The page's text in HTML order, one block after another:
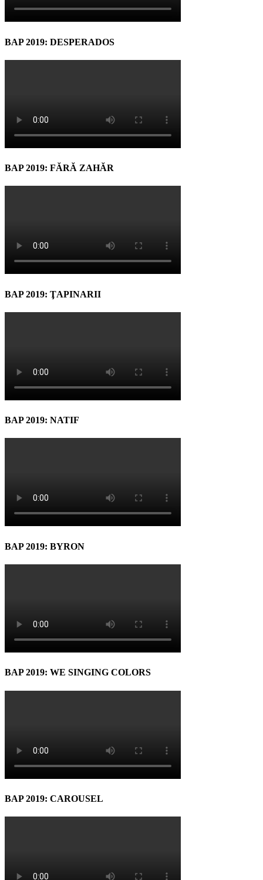
BAP 2019: DESPERADOS
BAP 2019: FĂRĂ ZAHĂR
BAP 2019: ŢAPINARII
BAP 2019: NATIF
BAP 2019: BYRON
BAP 2019: WE SINGING COLORS
BAP 2019: CAROUSEL